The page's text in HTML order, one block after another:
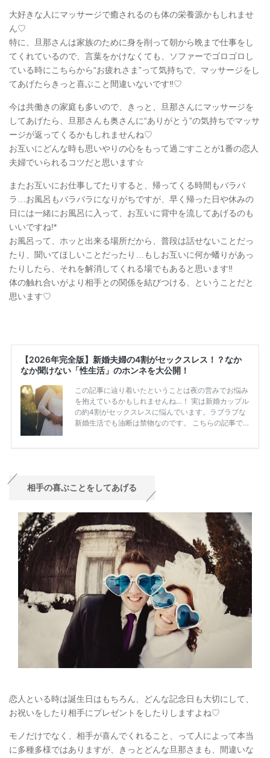
大好きな人にマッサージで癒されるのも体の栄養源かもしれませ
ん♡
特に、旦那さんは家族のために身を削って朝から晩まで仕事をし
てくれているので、言葉をかけなくても、ソファーでゴロゴロし
ている時にこちらから“お疲れさま”って気持ちで、マッサージをし
てあげたらきっと喜ぶこと間違いないです‼︎♡
今は共働きの家庭も多いので、きっと、旦那さんにマッサージを
してあげたら、旦那さんも奥さんに“ありがとう”の気持ちでマッサ
ージが返ってくるかもしれませんね♡
お互いにどんな時も思いやりの心をもって過ごすことが1番の恋人
夫婦でいられるコツだと思います☆
またお互いにお仕事してたりすると、帰ってくる時間もバラバ
ラ…お風呂もバラバラになりがちですが、早く帰った日や休みの
日には一緒にお風呂に入って、お互いに背中を流してあげるのも
いいですね!*
お風呂って、ホッと出来る場所だから、普段は話せないことだっ
たり、聞いてほしいことだったり…もしお互いに何か蟠りがあっ
たりしたら、それを解消してくれる場でもあると思います‼︎
体の触れ合いがより相手との関係を結びつける、ということだと
思います♡
相手の喜ぶことをしてあげる
恋人といる時は誕生日はもちろん、どんな記念日も大切にして、
お祝いをしたり相手にプレゼントをしたりしますよね♡
モノだけでなく、相手が喜んでくれること、って人によって本当
に多種多様ではありますが、きっとどんな旦那さまも、間違いな